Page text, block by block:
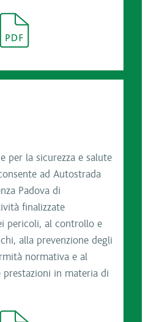
per la sicurezza e salute
ad Autostrada
Padova di
finalizzate
pericoli, al controllo e
alla prevenzione degli
normativa e al
in materia di